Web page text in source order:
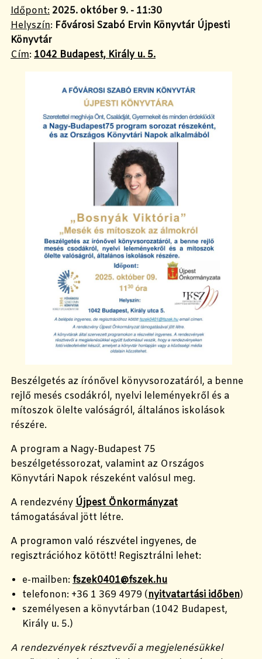
Időpont: 2025. október 9. - 11:30
Helyszín: Fővárosi Szabó Ervin Könyvtár Újpesti
Könyvtár
Cím: 1042 Budapest, Király u. 5.
Beszélgetés az írónővel könyvsorozatáról, a benne
rejlő mesés csodákról, nyelvi leleményekről és a
mítoszok ölelte valóságról, általános iskolások
részére.
A program a Nagy-Budapest 75
beszélgetéssorozat, valamint az Országos
Könyvtári Napok részeként valósul meg.
A rendezvényÚjpest Önkormányzat
támogatásával jött létre.
A programon való részvétel ingyenes, de
regisztrációhoz kötött! Regisztrálni lehet:
e-mailben: fszek0401@fszek.hu
telefonon: +36 1 369 4979 (nyitvatartási időben)
személyesen a könyvtárban (1042 Budapest,
Király u. 5.)
A rendezvények résztvevői a megjelenésükkel